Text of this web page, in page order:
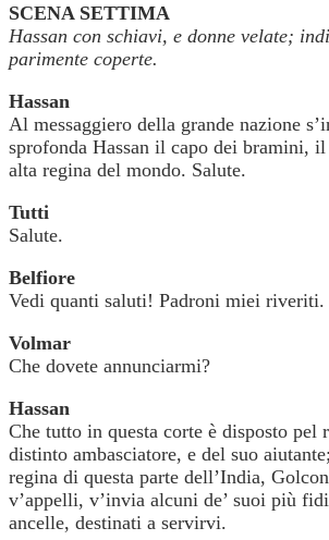
SCENA SETTIMA
Hassan con schiavi, e donne velate;
parimente coperte.
Hassan
Al messaggiero della grande nazione
sprofonda Hassan il capo dei bramini,
alta regina del mondo. Salute.
Tutti
Salute.
Belfiore
Vedi quanti saluti! Padroni miei riveriti.
Volmar
Che dovete annunciarmi?
Hassan
Che tutto in questa corte è disposto pel
distinto ambasciatore, e del suo
regina di questa parte dell’India,
v’appelli, v’invia alcuni de’ suoi più
ancelle, destinati a servirvi.